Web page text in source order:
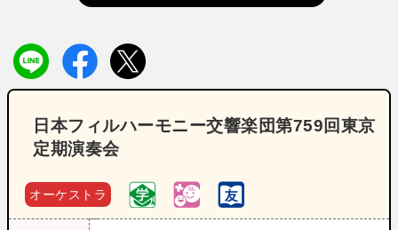
日本フィルハーモニー交響楽団第759回東京
定期演奏会
オーケストラ